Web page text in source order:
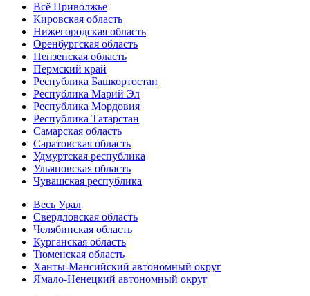
Всё Приволжье
Кировская область
Нижегородская область
Оренбургская область
Пензенская область
Пермский край
Республика Башкортостан
Республика Марий Эл
Республика Мордовия
Республика Татарстан
Самарская область
Саратовская область
Удмуртская республика
Ульяновская область
Чувашская республика
Весь Урал
Свердловская область
Челябинская область
Курганская область
Тюменская область
Ханты-Мансийский автономный округ
Ямало-Ненецкий автономный округ